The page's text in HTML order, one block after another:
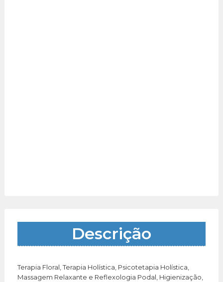
Descrição
Terapia Floral, Terapia Holística, Psicotetapia Holística,
Massagem Relaxante e Reflexologia Podal, Higienização,